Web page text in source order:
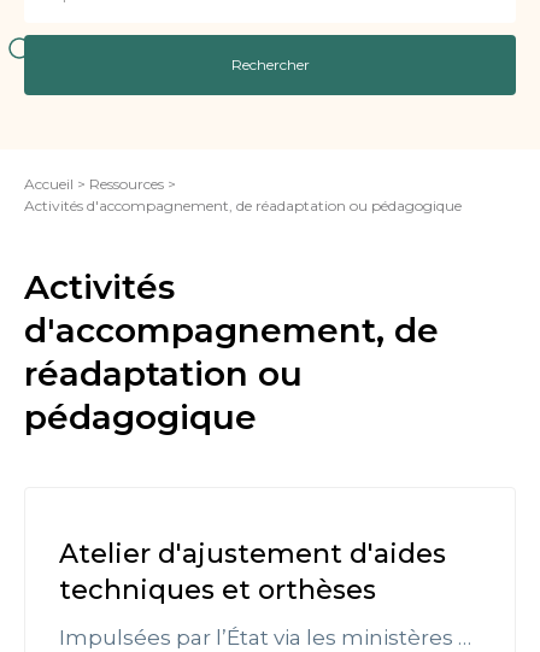
Rechercher
Accueil > Ressources >
Activités d'accompagnement, de réadaptation ou pédagogique
Activités
d'accompagnement, de
réadaptation ou
pédagogique
Atelier d'ajustement d'aides
techniques et orthèses
Impulsées par l’État via les ministères chargés de la Culture et de l’Éducation nationale et leurs services déconcentrés (Drac et rectorat) et mises en œuvre en partenariat avec les collectivités locales (institutions culturelles et associations socioculturelles) ainsi que les enseignants et les artistes, les activités culturelles et artistiques participent au développement de compétences sociales, cognitives et émotionnelles chez l’enfant, le jeune et l’adulte. De ce fait, elles font parties du parcours scolaire de chaque enfant de la primaire au lycée, en complément des temps scolaire, périscolaire et extrascolaire. Les actions dans ce domaine s’organisent autour de trois axes majeurs : le rapport direct aux œuvres, l’approche analytique et cognitive des œuvres, et la pratique effective dans le cadre d’ateliers. Ainsi, les activités culturelles et artistiques ont pour but de permettre à toutes personnes d’avoir une culture personnelle riche tout au long de leur parcours, de développer leur pratique artistique et de favoriser la rencontre avec des artistes et des œuvres ainsi que la fréquentation de lieux culturels.